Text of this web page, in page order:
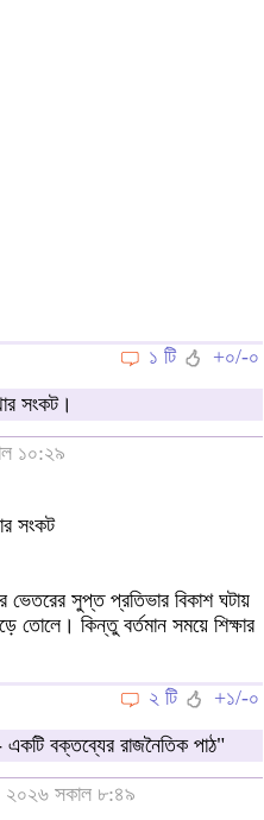
১ টি
+০/-০
সংকট।
১০:২৯
সংকট
ভেতরের সুপ্ত প্রতিভার বিকাশ ঘটায়
তোলে। কিন্তু বর্তমান সময়ে শিক্ষার
২ টি
+১/-০
বক্তব্যের রাজনৈতিক পাঠ"
সকাল ৮:৪৯